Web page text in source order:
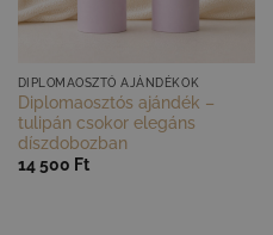
GYORS NÉZET
DIPLOMAOSZTÓ AJÁNDÉKOK
Diplomaosztós ajándék –
tulipán csokor elegáns
díszdobozban
14 500 Ft